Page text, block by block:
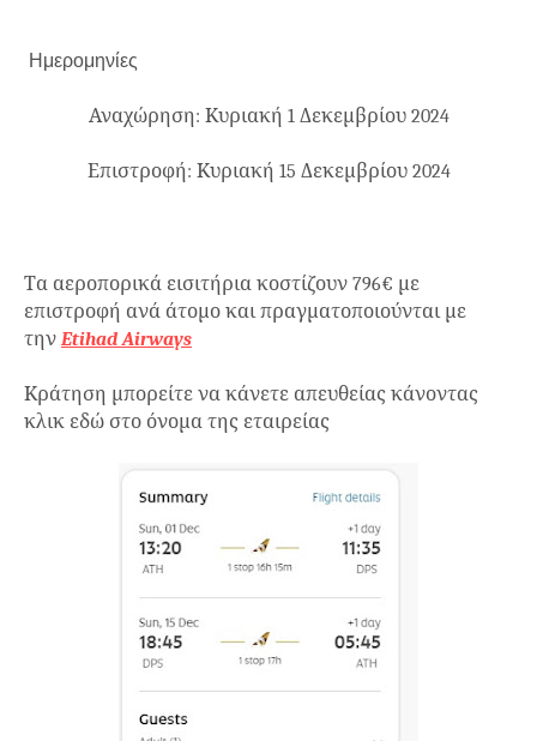
Ημερομηνίες
Αναχώρηση: Κυριακή 1 Δεκεμβρίου 2024
Επιστροφή: Κυριακή 15 Δεκεμβρίου 2024
Τα αεροπορικά εισιτήρια κοστίζουν 796€ με
επιστροφή ανά άτομο και πραγματοποιούνται με
την Etihad Airways
Κράτηση μπορείτε να κάνετε απευθείας κάνοντας
κλικ εδώ στο όνομα της εταιρείας